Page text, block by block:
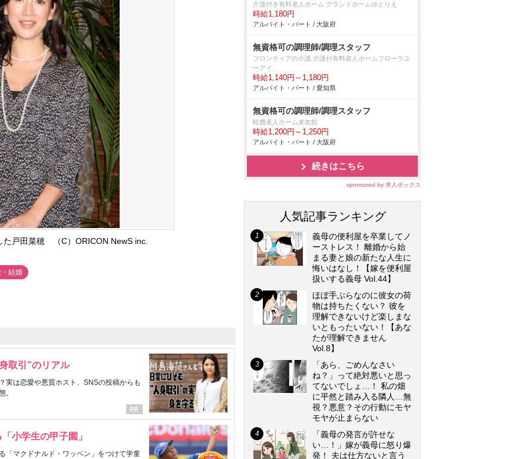
た戸田菜穂 （C）ORICON NewS inc.
結婚
取引”のリアル
実は恋愛や悪質ホスト、SNSの投稿からも
。
小学生の甲子園」
「マクドナルド・ワッペン」をつけて学童
介護付き有料老人ホーム グランドホームゆとりえ
時給1,180円
アルバイト・パート / 大阪府
無資格可の調理師/調理スタッフ
フロンティアの介護 介護付有料老人ホームフローラユ
ーアイ
時給1,140円～1,180円
アルバイト・パート / 愛知県
無資格可の調理師/調理スタッフ
軽費老人ホーム来友館
時給1,200円～1,250円
アルバイト・パート / 大阪府
続きはこちら
sponsored by 求人ボックス
人気記事ランキング
義母の便利屋を卒業してノ
ーストレス！ 離婚から始
まる妻と娘の新たな人生に
悔いはなし！【嫁を便利屋
扱いする義母 Vol.44】
ほぼ手ぶらなのに彼女の荷
物は持ちたくない？ 彼を
理解できないけど楽しまな
いともったいない！【あな
たが理解できません
Vol.8】
「あら、ごめんなさい
ね？」って絶対悪いと思っ
てないでしょ…！ 私の畑
に平然と踏み入る隣人…無
視？悪意？その行動にモヤ
モヤが止まらない
「義母の発言が許せな
い…！」嫁が義母に怒り爆
発！ 夫は仕方ないと言う